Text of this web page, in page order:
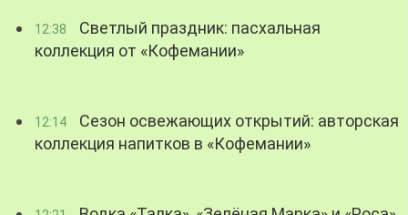
12:38
Светлый праздник: пасхальная
коллекция от «Кофемании»
12:14
Сезон освежающих открытий: авторская
коллекция напитков в «Кофемании»